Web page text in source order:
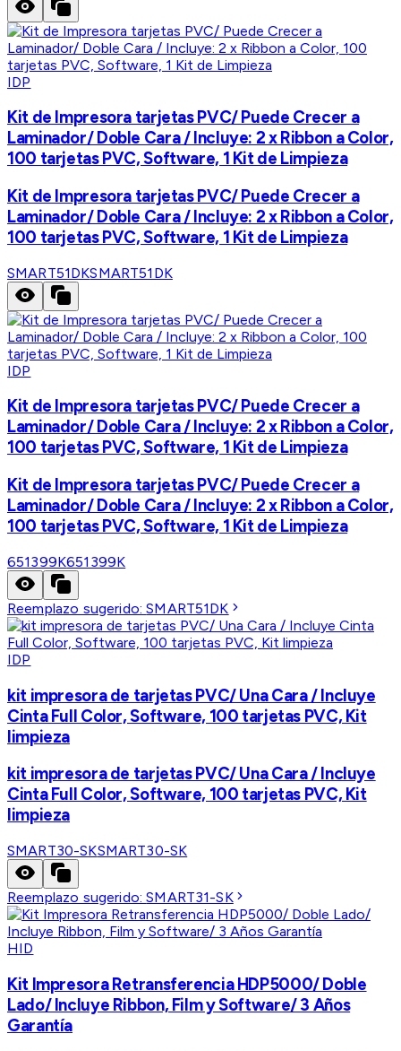
IDP
Kit de Impresora tarjetas PVC/ Puede Crecer a
Laminador/ Doble Cara / Incluye: 2 x Ribbon a Color,
100 tarjetas PVC, Software, 1 Kit de Limpieza
Kit de Impresora tarjetas PVC/ Puede Crecer a
Laminador/ Doble Cara / Incluye: 2 x Ribbon a Color,
100 tarjetas PVC, Software, 1 Kit de Limpieza
SMART51DKSMART51DK
IDP
Kit de Impresora tarjetas PVC/ Puede Crecer a
Laminador/ Doble Cara / Incluye: 2 x Ribbon a Color,
100 tarjetas PVC, Software, 1 Kit de Limpieza
Kit de Impresora tarjetas PVC/ Puede Crecer a
Laminador/ Doble Cara / Incluye: 2 x Ribbon a Color,
100 tarjetas PVC, Software, 1 Kit de Limpieza
651399K651399K
Reemplazo sugerido:SMART51DK
IDP
kit impresora de tarjetas PVC/ Una Cara / Incluye
Cinta Full Color, Software, 100 tarjetas PVC, Kit
limpieza
kit impresora de tarjetas PVC/ Una Cara / Incluye
Cinta Full Color, Software, 100 tarjetas PVC, Kit
limpieza
SMART30-SKSMART30-SK
Reemplazo sugerido:SMART31-SK
HID
Kit Impresora Retransferencia HDP5000/ Doble
Lado/ Incluye Ribbon, Film y Software/ 3 Años
Garantía